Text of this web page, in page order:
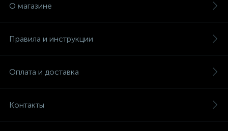
О магазине
Правила и инструкции
Оплата и доставка
Контакты